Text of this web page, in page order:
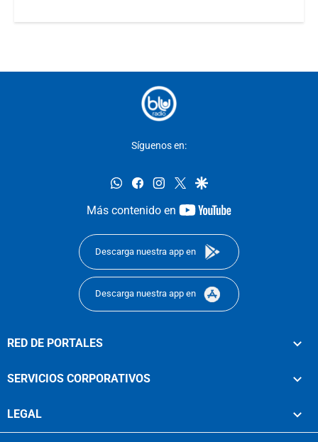
Síguenos en:
whatsappfacebookinstagram
twittergoogle
Más contenido en
youtube-
Descarga nuestra app en
Descarga nuestra app en
RED DE PORTALES
SERVICIOS CORPORATIVOS
LEGAL